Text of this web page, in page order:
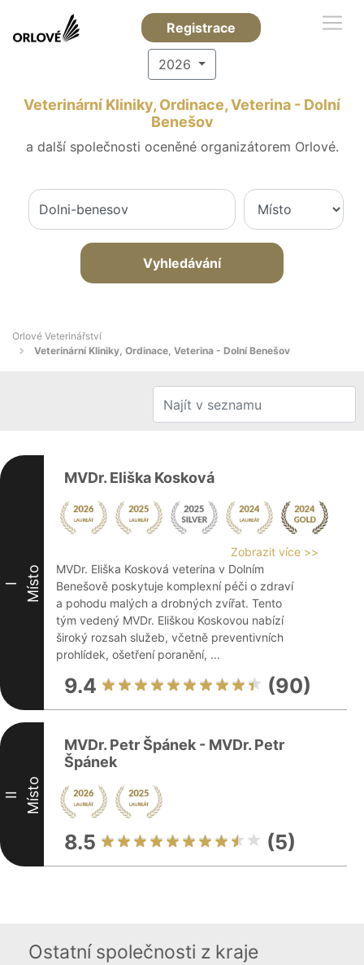
Registrace
2026
Veterinární Kliniky, Ordinace, Veterina - Dolní
Benešov
a další společnosti oceněné organizátorem Orlové.
Vyhledávání
Orlové Veterinářství
Veterinární Kliniky, Ordinace, Veterina - Dolní Benešov
I Místo
MVDr. Eliška Kosková
Zobrazit více >>
MVDr. Eliška Kosková veterina v Dolním
Benešově poskytuje komplexní péči o zdraví
a pohodu malých a drobných zvířat. Tento
tým vedený MVDr. Eliškou Koskovou nabízí
široký rozsah služeb, včetně preventivních
prohlídek, ošetření poranění, ...
9.4 (90)
II Místo
MVDr. Petr Špánek - MVDr. Petr
Špánek
8.5 (5)
Ostatní společnosti z kraje